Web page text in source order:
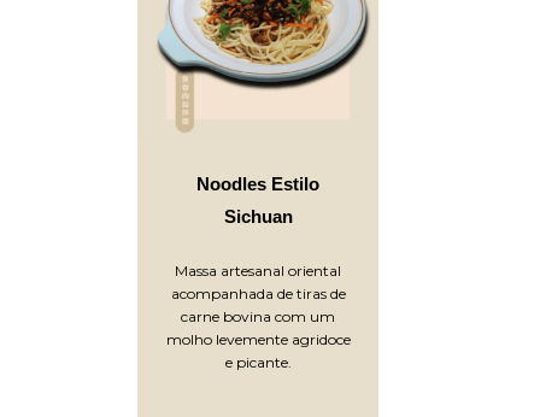
Noodles Estilo
Sichuan
Massa artesanal oriental
acompanhada de tiras de
carne bovina com um
molho levemente agridoce
e picante.